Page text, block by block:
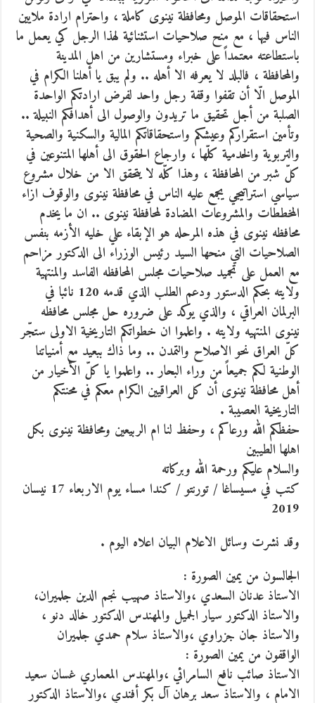
استحقاقات الموصل ومحافظة نينوى كاملة ، واحترام ارادة ملايين
الناس فيها ، مع منح صلاحيات استثنائية لهذا الرجل كي يعمل ما
باستطاعته معتمداً على خبراء ومستشارين من اهل المدينة
والمحافظة ، فالبلد لا يعرفه الا أهله .. ولم يبق يا أهلنا الكرام في
الموصل الّا أن تقفوا وقفة رجل واحد لفرض ارادتكم الواحدة
الصلبة من أجل تحقيق ما تريدون والوصول الى أهدافكم النبيلة ..
وتأمين استقراركم وعيشكم واستحقاقاتكم المالية والسكنية والصحية
والتربوية والخدمية كلّها ، وارجاع الحقوق الى أهلها المتنوعين في
كلّ شبر من المحافظة ، وهذا كلّه لا يتحقق الا من خلال مشروع
سياسي استراتيجي يجمع عليه الناس في محافظة نينوى والوقوف ازاء
المخططات والمشروعات المضادة لمحافظة نينوى .. ان ما يخدم
محافظه نينوى في هذه المرحله هو الإبقاء علي خليه الأزمه بنفس
الصلاحيات التي منحها السيد رئيس الوزراء الى الدكتور مزاحم
مع العمل على تجميد صلاحيات مجلس المحافظه الفاسد والمنتهية
ولايته بحكم الدستور ودعم الطلب الذي قدمه 120 نائبا في
البرلمان العراقي ، والذي يوكد على ضروره حل مجلس محافظه
نينوى المنتهيه ولايته . واعلموا ان خطواتكم التاريخية الاولى ستجّر
كلّ العراق نحو الاصلاح والتمدن .. وما ذاك ببعيد مع أمنياتنا
الوطنية لكم جميعاً من وراء البحار .. واعلموا يا كلّ الأخيار من
أهل محافظة نينوى أن كل العراقيين الكرام معكم في محنتكم
التاريخية العصيبة .
حفظكم الله ورعاكم ، وحفظ لنا ام الربيعين ومحافظة نينوى بكل
اهلها الطيبين
والسلام عليكم ورحمة الله وبركاته
كتب في مسيساغا / تورنتو / كندا مساء يوم الاربعاء 17 نيسان
2019
وقد نشرت وسائل الاعلام البيان اعلاه اليوم .
الجالسون من يمين الصورة :
الاستاذ عدنان السعدي ،والاستاذ صهيب نجم الدين جلميران،
والاستاذ الدكتور سيار الجميل والمهندس الدكتور خالد دنو ،
والاستاذ جان جزراوي ،والاستاذ سلام حمدي جلميران
الواقفون من يمين الصورة :
الاستاذ صائب نافع السامرائي ،والمهندس المعماري غسان سعيد
الامام ، والاستاذ سعد برهان آل بكر أفندي ،والاستاذ الدكتور